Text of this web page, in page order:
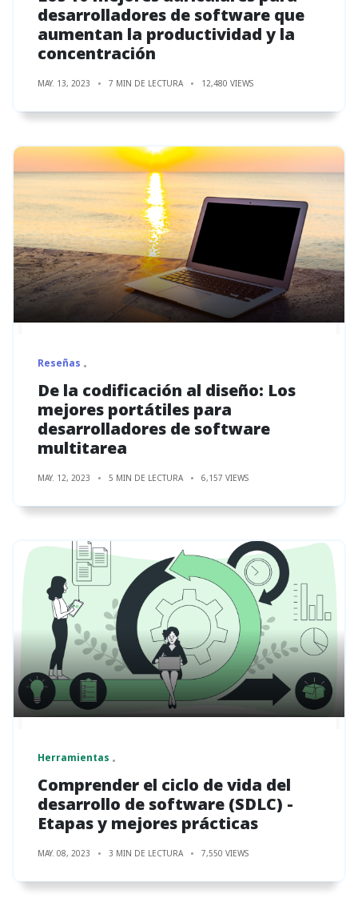
desarrolladores de software que
aumentan la productividad y la
concentración
MAY. 13, 2023 7 MIN DE LECTURA 12,480 VIEWS
Reseñas
De la codificación al diseño: Los
mejores portátiles para
desarrolladores de software
multitarea
MAY. 12, 2023 5 MIN DE LECTURA 6,157 VIEWS
Herramientas
Comprender el ciclo de vida del
desarrollo de software (SDLC) -
Etapas y mejores prácticas
MAY. 08, 2023 3 MIN DE LECTURA 7,550 VIEWS